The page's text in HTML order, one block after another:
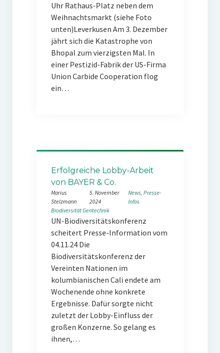
Uhr Rathaus-Platz neben dem
Weihnachtsmarkt (siehe Foto
unten)Leverkusen Am 3. Dezember
jährt sich die Katastrophe von
Bhopal zum vierzigsten Mal. In
einer Pestizid-Fabrik der US-Firma
Union Carbide Cooperation flog
ein…
Erfolgreiche Lobby-Arbeit
von BAYER & Co.
Marius
Stelzmann
5. November
2024
News, Presse-
Infos
BiodiversitätGentechnik
UN-Biodiversitätskonferenz
scheitert Presse-Information vom
04.11.24 Die
Biodiversitätskonferenz der
Vereinten Nationen im
kolumbianischen Cali endete am
Wochenende ohne konkrete
Ergebnisse. Dafür sorgte nicht
zuletzt der Lobby-Einfluss der
großen Konzerne. So gelang es
ihnen,…